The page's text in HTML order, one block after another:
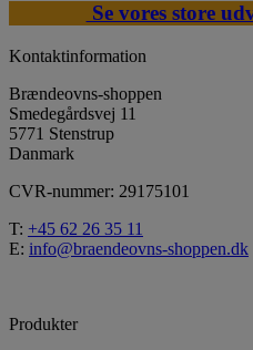
Se vores store
Kontaktinformation
Brændeovns-shoppen
Smedegårdsvej 11
5771 Stenstrup
Danmark
CVR-nummer: 29175101
T: +45 62 26 35 11
E: info@braendeovns-shoppen.dk
Produkter